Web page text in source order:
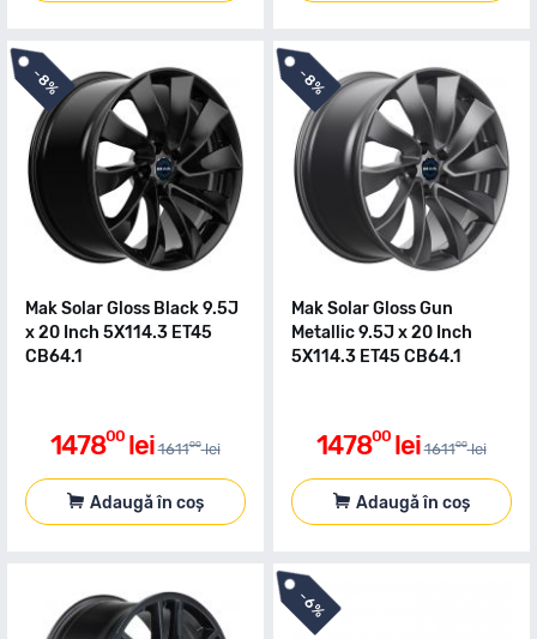
-
8%
Mak Solar Gloss Black 9.5J
x 20 Inch 5X114.3 ET45
CB64.1
147800 lei 161100 lei
Adaugă în coș
-
8%
Mak Solar Gloss Gun
Metallic 9.5J x 20 Inch
5X114.3 ET45 CB64.1
147800 lei 161100 lei
Adaugă în coș
-
6%